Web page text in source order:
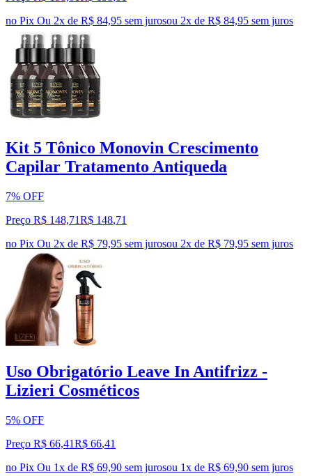
no Pix Ou 2x de R$ 84,95 sem jurosou 2x de R$ 84,95 sem juros
Kit 5 Tônico Monovin Crescimento
Capilar Tratamento Antiqueda
7% OFF
Preço R$ 148,71R$ 148,71
no Pix Ou 2x de R$ 79,95 sem jurosou 2x de R$ 79,95 sem juros
Uso Obrigatório Leave In Antifrizz -
Lizieri Cosméticos
5% OFF
Preço R$ 66,41R$ 66,41
no Pix Ou 1x de R$ 69,90 sem jurosou 1x de R$ 69,90 sem juros